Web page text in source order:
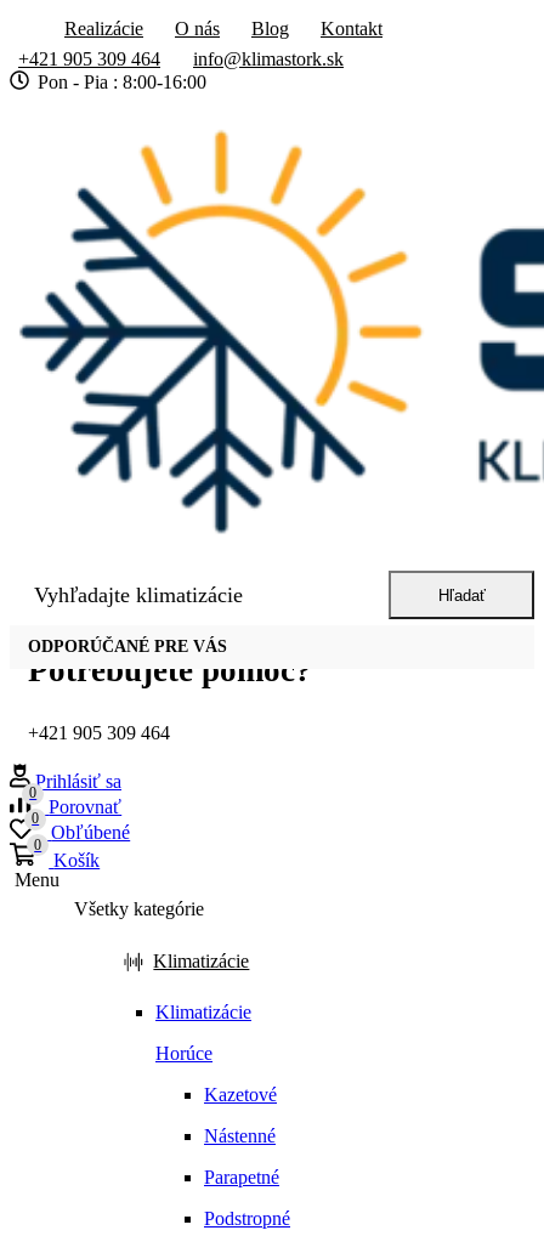
Realizácie O nás Blog
Kontakt
+421 905 309 464
info@klimastork.sk
Pon - Pia : 8:00-16:00
Vyhľadajte klimatizácie Hľadať
ODPORÚČANÉ PRE VÁS
Potrebujete pomôc?
+421 905 309 464
Prihlásiť sa
0
Porovnať
0
Obľúbené
0
Košík
Menu
Všetky kategórie
Klimatizácie
Klimatizácie
Horúce
Kazetové
Nástenné
Parapetné
Podstropné